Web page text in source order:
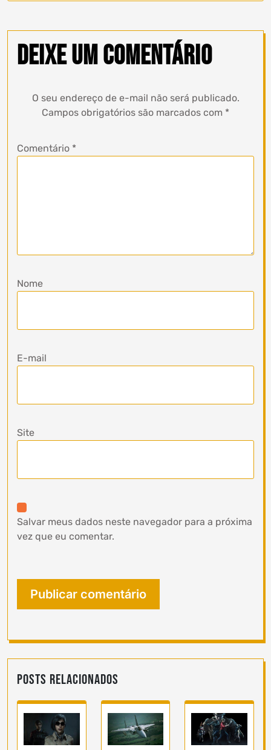
Deixe um comentário
O seu endereço de e-mail não será publicado.
Campos obrigatórios são marcados com *
Comentário *
Nome
E-mail
Site
Salvar meus dados neste navegador para a próxima
vez que eu comentar.
Posts Relacionados